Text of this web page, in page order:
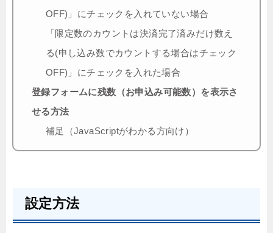
OFF)」にチェックを入れていない場合
「限定数のカウントは決済完了済みだけ数え
る(申し込み数でカウントする場合はチェック
OFF)」にチェックを入れた場合
登録フォームに残数（お申込み可能数）を表示さ
せる方法
補足（JavaScriptがわかる方向け）
設定方法